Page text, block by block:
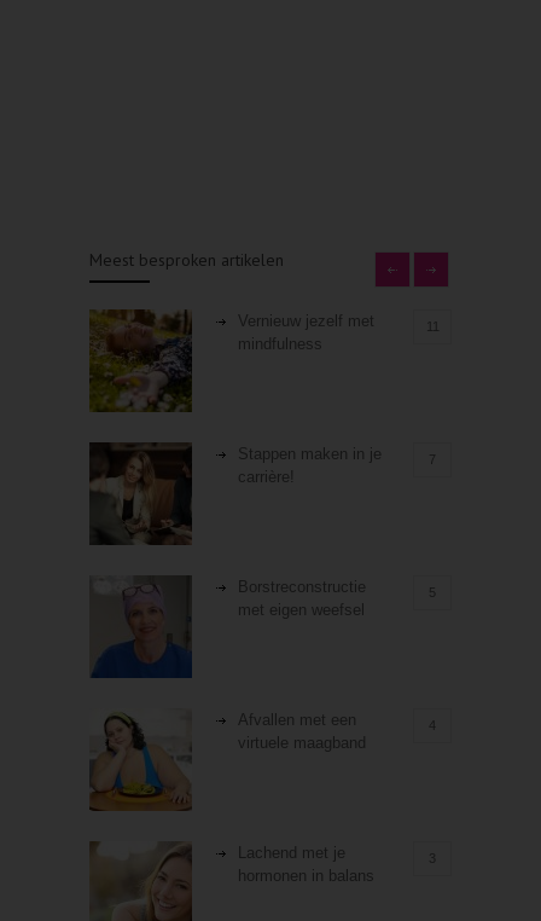
Meest besproken artikelen
Vernieuw jezelf met
mindfulness
Stappen maken in je
carrière!
7
Borstreconstructie
met eigen weefsel
5
Afvallen met een
virtuele maagband
4
Lachend met je
hormonen in balans
3